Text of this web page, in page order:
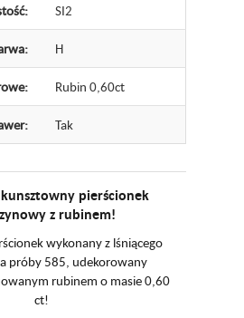
SI2
H
Rubin 0,60ct
Tak
pierścionek
z rubinem!
wykonany z lśniącego
próby 585, udekorowany
rubinem o masie 0,60
ct!